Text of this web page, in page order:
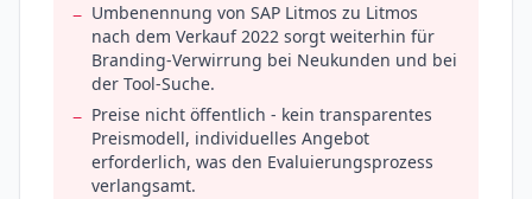
− Umbenennung von SAP Litmos zu Litmos
nach dem Verkauf 2022 sorgt weiterhin für
Branding-Verwirrung bei Neukunden und bei
der Tool-Suche.
− Preise nicht öffentlich - kein transparentes
Preismodell, individuelles Angebot
erforderlich, was den Evaluierungsprozess
verlangsamt.